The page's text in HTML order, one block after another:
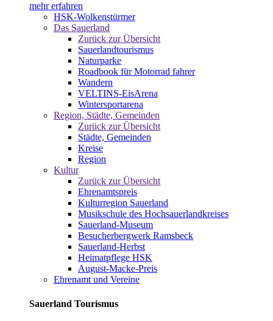
mehr erfahren
HSK-Wolkenstürmer
Das Sauerland
Zurück zur Übersicht
Sauerlandtourismus
Naturparke
Roadbook für Motorrad fahrer
Wandern
VELTINS-EisArena
Wintersportarena
Region, Städte, Gemeinden
Zurück zur Übersicht
Städte, Gemeinden
Kreise
Region
Kultur
Zurück zur Übersicht
Ehrenamtspreis
Kulturregion Sauerland
Musikschule des Hochsauerlandkreises
Sauerland-Museum
Besucherbergwerk Ramsbeck
Sauerland-Herbst
Heimatpflege HSK
August-Macke-Preis
Ehrenamt und Vereine
Sauerland Tourismus